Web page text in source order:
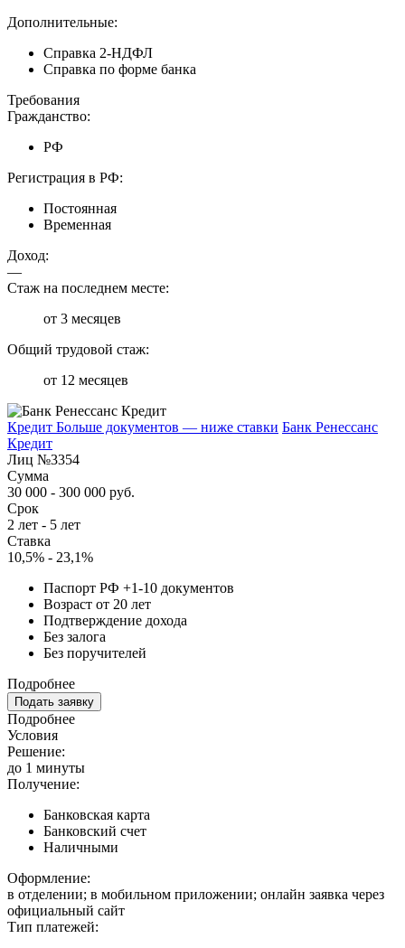
Дополнительные:
Справка 2-НДФЛ
Справка по форме банка
Требования
Гражданство:
РФ
Регистрация в РФ:
Постоянная
Временная
Доход:
—
Стаж на последнем месте:
от 3 месяцев
Общий трудовой стаж:
от 12 месяцев
Кредит Больше документов — ниже ставки Банк Ренессанс
Кредит
Лиц №3354
Сумма
30 000 - 300 000 руб.
Срок
2 лет - 5 лет
Ставка
10,5% - 23,1%
Паспорт РФ +1-10 документов
Возраст от 20 лет
Подтверждение дохода
Без залога
Без поручителей
Подробнее
Подать заявку
Подробнее
Условия
Решение:
до 1 минуты
Получение:
Банковская карта
Банковский счет
Наличными
Оформление:
в отделении; в мобильном приложении; онлайн заявка через
официальный сайт
Тип платежей: